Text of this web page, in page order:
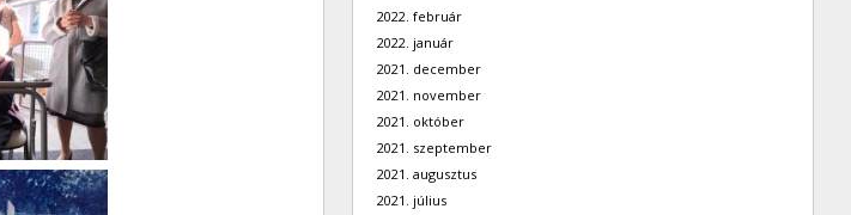
2022. február
2022. január
2021. december
2021. november
2021. október
2021. szeptember
2021. augusztus
2021. július